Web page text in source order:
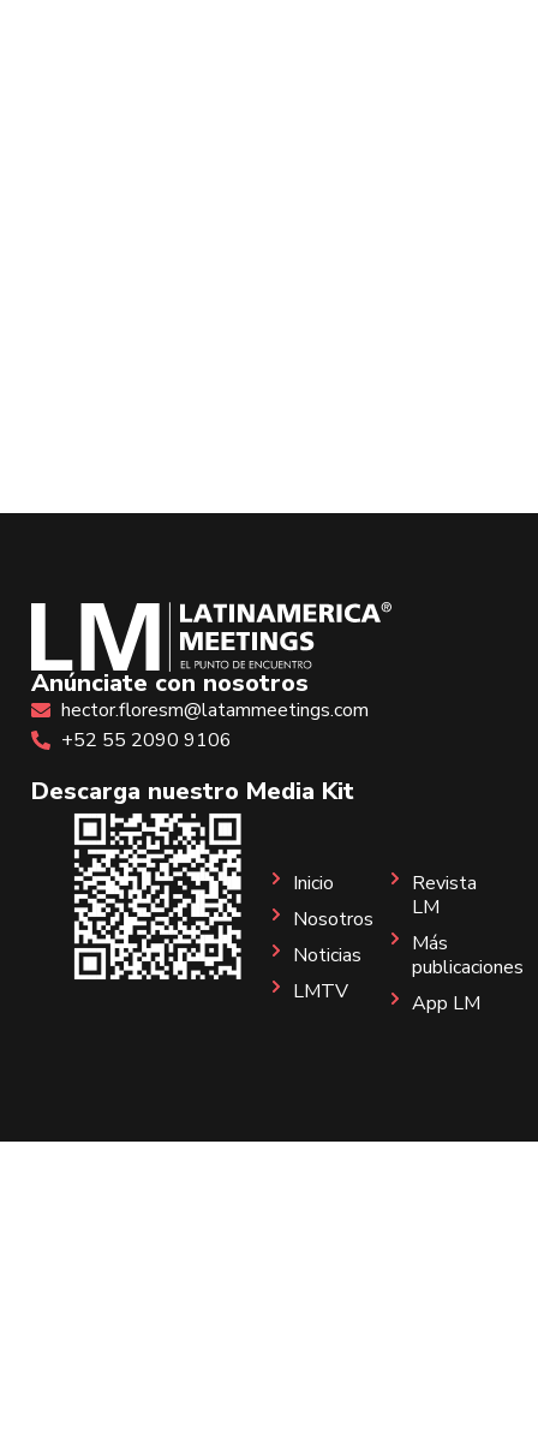
Anúnciate con nosotros
hector.floresm@latammeetings.com
+52 55 2090 9106
Descarga nuestro Media Kit
Inicio
Nosotros
Noticias
LMTV
Revista
LM
Más
publicaciones
App LM